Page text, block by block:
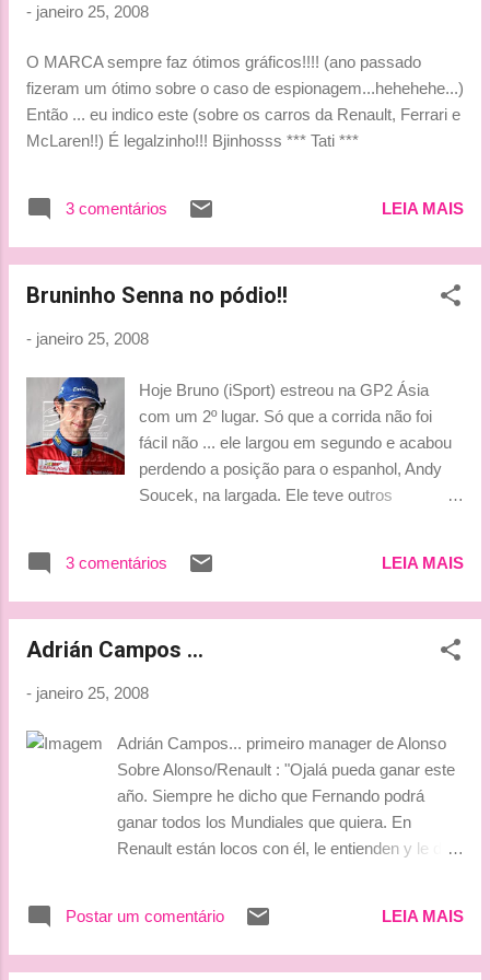
- janeiro 25, 2008
O MARCA sempre faz ótimos gráficos!!!! (ano passado
fizeram um ótimo sobre o caso de espionagem...hehehehe...)
Então ... eu indico este (sobre os carros da Renault, Ferrari e
McLaren!!) É legalzinho!!! Bjinhosss *** Tati ***
3 comentários LEIA MAIS
Bruninho Senna no pódio!!
- janeiro 25, 2008
Hoje Bruno (iSport) estreou na GP2 Ásia
com um 2º lugar. Só que a corrida não foi
fácil não ... ele largou em segundo e acabou
perdendo a posição para o espanhol, Andy
Soucek, na largada. Ele teve outros
prova meio confusa no princípio. As luzes
acenderam e apagaram rapidamente, e a
largada não foi boa e o Soucek soube
Velocidade) Fotos: Sutton images Bjinhosss
3 comentários LEIA MAIS
Adrián Campos ...
- janeiro 25, 2008
Adrián Campos... primeiro manager de Alonso
Sobre Alonso/Renault : "Ojalá pueda ganar este
año. Siempre he dicho que Fernando podrá
ganar todos los Mundiales que quiera. En
Renault están locos con él, le entienden y le dan
lo consigue y va a luchar siempre por el título" (
estou contigo e não abro!!! hehehehehe) Sobre
Postar um comentário LEIA MAIS